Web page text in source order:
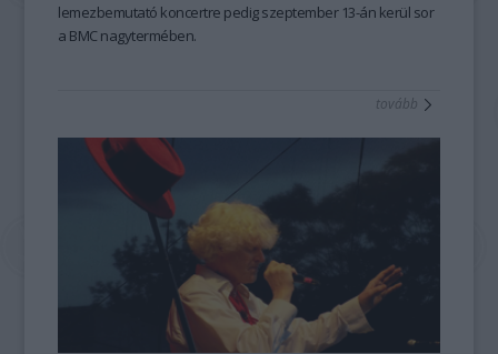
lemezbemutató koncertre pedig szeptember 13-án kerül sor
a BMC nagytermében.
tovább